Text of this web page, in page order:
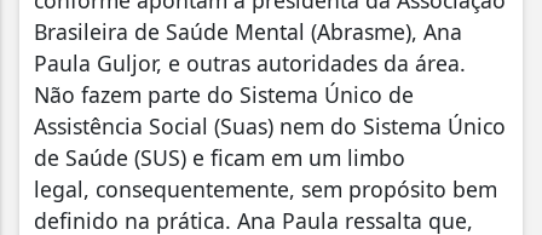
Brasileira de Saúde Mental (Abrasme), Ana
Paula Guljor, e outras autoridades da área.
Não fazem parte do Sistema Único de
Assistência Social (Suas) nem do Sistema Único
de Saúde (SUS) e ficam em um limbo
legal, consequentemente, sem propósito bem
definido na prática. Ana Paula ressalta que,